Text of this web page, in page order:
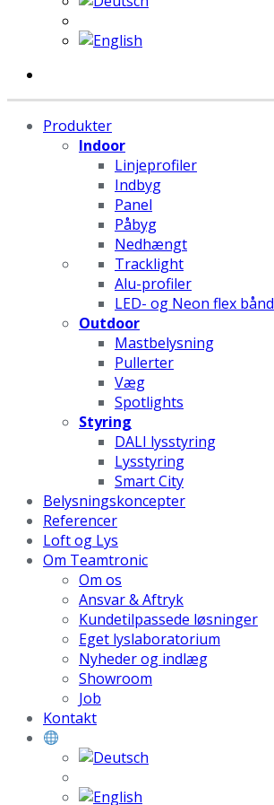
Produkter
Indoor
Linjeprofiler
Indbyg
Panel
Påbyg
Nedhængt
Tracklight
Alu-profiler
LED- og Neon flex bånd
Outdoor
Mastbelysning
Pullerter
Væg
Spotlights
Styring
DALI lysstyring
Lysstyring
Smart City
Belysningskoncepter
Referencer
Loft og Lys
Om Teamtronic
Om os
Ansvar & Aftryk
Kundetilpassede løsninger
Eget lyslaboratorium
Nyheder og indlæg
Showroom
Job
Kontakt